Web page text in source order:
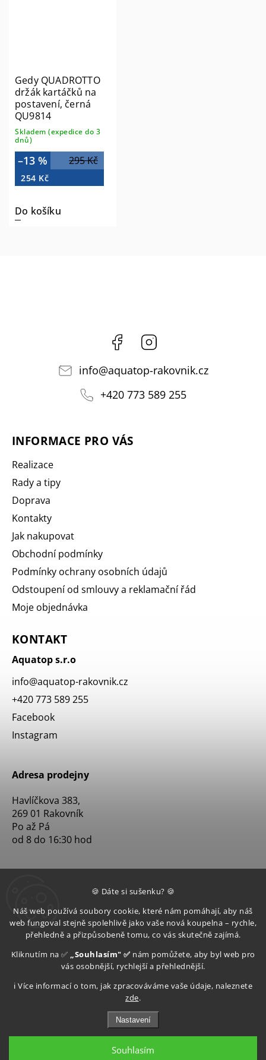
🍪 Dáte si sušenku? 🍪
Náš web používá soubory cookie, které nám pomáhají, aby náš
web fungoval stejně spolehlivě jako vaše nová koupelna – rychle,
přehledně a přizpůsobeně tomu, co vás skutečně zajímá.
Kliknutím na ✅ „Souhlasím" ✅ nám pomůžete, aby byl web pro
vás osobnější, rychlejší a přehlednější.
ℹ️ Více informací o tom, jak zpracováváme vaše údaje, naleznete
zde.
Nastavení
Souhlasím
Gedy QUADROTTO
držák kartáčků na
postavení, černá
QU9814
Skladem (expedice do 3
dnů)
295 Kč
–13 %
254 Kč
Do košíku
Facebook
info@aquatop-rakovnik.cz
+420 773 589 255
INFORMACE PRO VÁS
Realizace
Rady a tipy
Doprava
Kontakty
Jak nakupovat
Obchodní podmínky
Podmínky ochrany osobních údajů
Odstoupení od smlouvy a reklamační řád
Moje objednávka
KONTAKT
Aquatop s.r.o
info@aquatop-rakovnik.cz
+420 773 589 255
Facebook
Instagram
Adresa prodejny
Havlíčkova 383,
269 01 Rakovník
Po až Pá
od 8 do 16:30 hod